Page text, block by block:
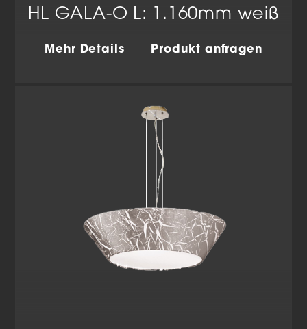
HL GALA-O L: 1.160mm weiß
Mehr Details Produkt anfragen